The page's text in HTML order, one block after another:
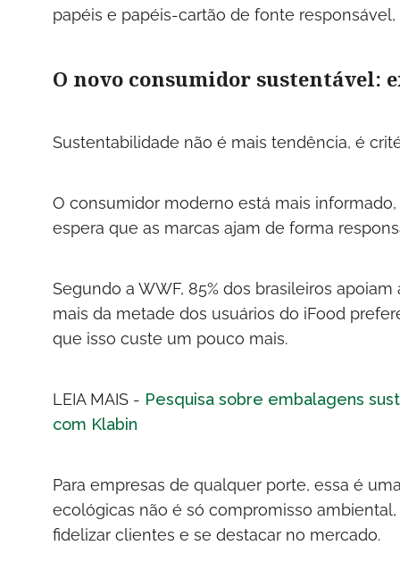
papéis e papéis-cartão de fonte
O novo consumidor sustentável:
Sustentabilidade não é mais tendência, é
O consumidor moderno está mais
espera que as marcas ajam de forma
Segundo a WWF, 85% dos brasileiros
mais da metade dos usuários do iFood
que isso custe um pouco mais.
LEIA MAIS - Pesquisa sobre embalagens
com Klabin
Para empresas de qualquer porte, essa é
ecológicas não é só compromisso
fidelizar clientes e se destacar no mercado.